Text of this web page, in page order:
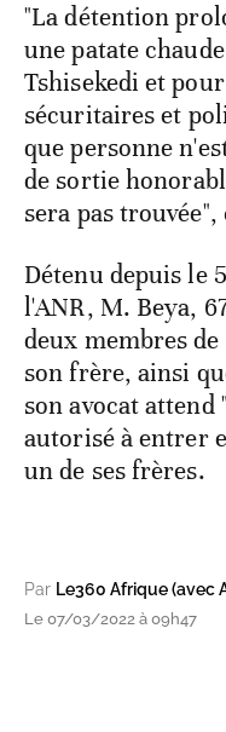
"La détention
une patate
Tshisekedi et
sécuritaires et
que personne
de sortie
sera pas
Détenu depuis le
l'ANR, M. Beya,
deux membres
son frère, ainsi
son avocat
autorisé à entrer
un de ses frères.
Par Le360 Afrique (avec
Le 07/03/2022 à 09h47